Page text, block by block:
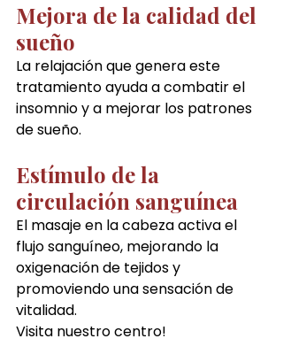
Mejora de la calidad del
sueño
La relajación que genera este
tratamiento ayuda a combatir el
insomnio y a mejorar los patrones
de sueño.
Estímulo de la
circulación sanguínea
El masaje en la cabeza activa el
flujo sanguíneo, mejorando la
oxigenación de tejidos y
promoviendo una sensación de
vitalidad.
Visita nuestro centro!